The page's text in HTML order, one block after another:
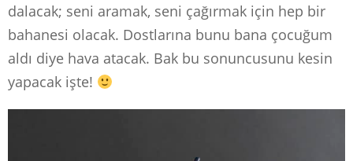
dalacak; seni aramak, seni çağırmak için hep bir
bahanesi olacak. Dostlarına bunu bana çocuğum
aldı diye hava atacak. Bak bu sonuncusunu kesin
yapacak işte!